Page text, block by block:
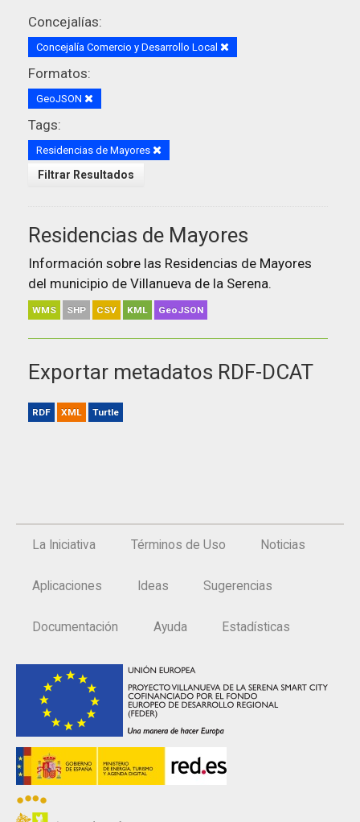
Concejalías:
Concejalía Comercio y Desarrollo Local
Formatos:
GeoJSON
Tags:
Residencias de Mayores
Filtrar Resultados
Residencias de Mayores
Información sobre las Residencias de Mayores
del municipio de Villanueva de la Serena.
WMS SHP CSV KML GeoJSON
Exportar metadatos RDF-DCAT
RDF XML Turtle
La Iniciativa Términos de Uso Noticias
Aplicaciones Ideas Sugerencias
Documentación Ayuda Estadísticas